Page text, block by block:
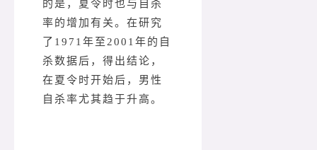
的是，夏令时也与自杀
率的增加有关。在研究
了1971年至2001年的自
杀数据后，得出结论，
在夏令时开始后，男性
自杀率尤其趋于升高。